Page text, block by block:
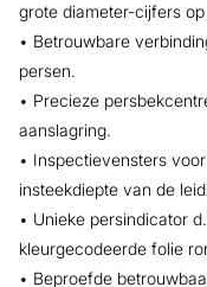
grote diameter-cijfers
• Betrouwbare
persen.
• Precieze
aanslagring.
• Inspectievensters
insteekdiepte van de
• Unieke persindicator
kleurgecodeerde folie
• Beproefde